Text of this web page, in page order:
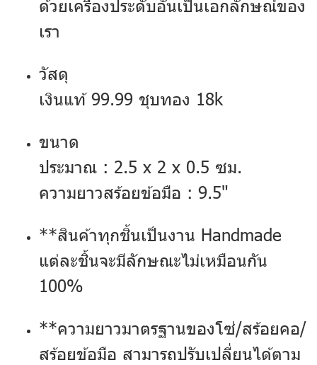
ด้วยเครื่องประดับอันเป็นเอกลักษณ์ของ
เรา
วัสดุ
เงินแท้ 99.99 ชุบทอง 18k
ขนาด
ประมาณ : 2.5 x 2 x 0.5 ซม.
ความยาวสร้อยข้อมือ : 9.5"
**สินค้าทุกชิ้นเป็นงาน Handmade
แต่ละชิ้นจะมีลักษณะไม่เหมือนกัน
100%
**ความยาวมาตรฐานของโซ่/สร้อยคอ/
สร้อยข้อมือ สามารถปรับเปลี่ยนได้ตาม